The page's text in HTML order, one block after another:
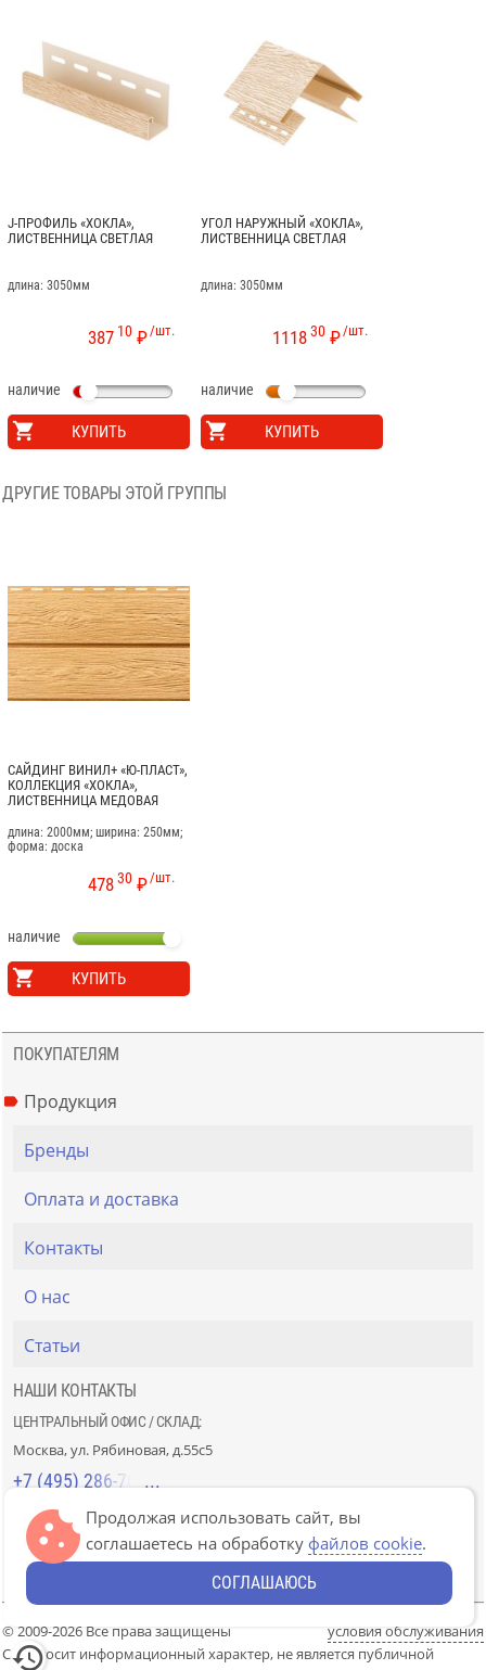
J-ПРОФИЛЬ «ХОКЛА»,
ЛИСТВЕННИЦА СВЕТЛАЯ
длина: 3050мм
/шт.
387 10 ₽
наличие
КУПИТЬ
УГОЛ НАРУЖНЫЙ «ХОКЛА»,
ЛИСТВЕННИЦА СВЕТЛАЯ
длина: 3050мм
/шт.
111830 ₽
наличие
КУПИТЬ
ДРУГИЕ ТОВАРЫ ЭТОЙ ГРУППЫ
САЙДИНГ ВИНИЛ+ «Ю-ПЛАСТ»,
КОЛЛЕКЦИЯ «ХОКЛА»,
ЛИСТВЕННИЦА МЕДОВАЯ
длина: 2000мм; ширина: 250мм;
форма: доска
/шт.
47830 ₽
наличие
КУПИТЬ
ПОКУПАТЕЛЯМ
Продукция
Бренды
Оплата и доставка
Контакты
О нас
Статьи
НАШИ КОНТАКТЫ
ЦЕНТРАЛЬНЫЙ ОФИС / СКЛАД:
Москва, ул. Рябиновая, д.55с5
+7 (495) 286-70-40
СТРОЙРЫНОК «СЛАВЯНСКИЙ МИР»:
Москва, 41км МКАД, пав. Г-14/7-8 и Д-14/7-8
+7 (499) 226-74-18
© 2009-2026 Все права защищены
условия обслуживания
Сайт носит информационный характер, не является публичной
Продолжая использовать сайт, вы
соглашаетесь на обработку файлов cookie.
СОГЛАШАЮСЬ